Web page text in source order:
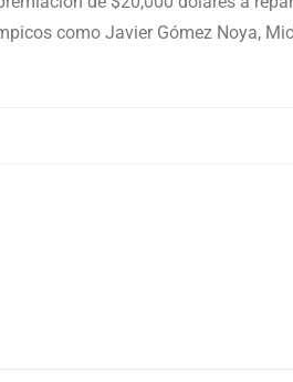
como Javier Gómez Noya,